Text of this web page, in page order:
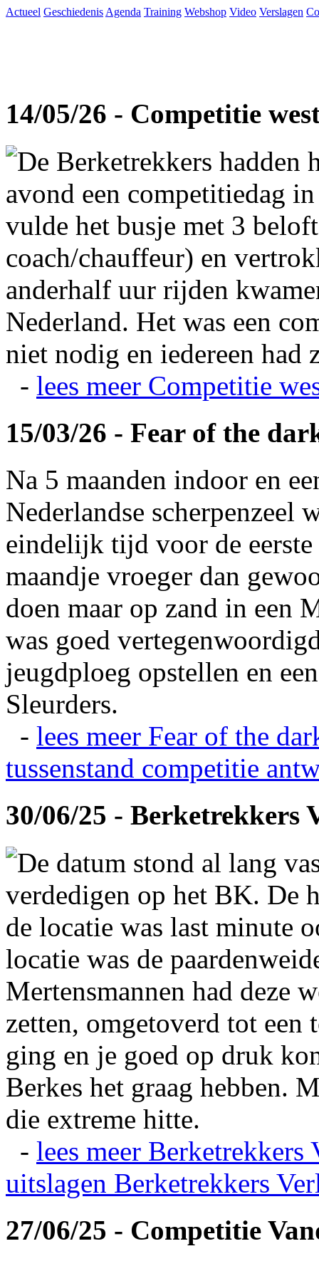
Actueel Geschiedenis Agenda Training Webshop Video Verslagen
14/05/26 - Competitie
De Berketrekkers hadden
avond een competitiedag
vulde het busje met 3
coach/chauffeur) en
anderhalf uur rijden
Nederland. Het was een
niet nodig en iedereen
- lees meer Competitie
15/03/26 - Fear of the
Na 5 maanden indoor en
Nederlandse scherpenzeel
eindelijk tijd voor de
maandje vroeger dan
doen maar op zand in een
was goed
jeugdploeg opstellen en
Sleurders.
- lees meer Fear of the
tussenstand competitie
30/06/25 - Berketrekkers
De datum stond al lang
verdedigen op het BK. De
de locatie was last minute
locatie was de
Mertensmannen had deze
zetten, omgetoverd tot
ging en je goed op druk
Berkes het graag hebben.
die extreme hitte.
- lees meer Berketrekkers
uitslagen Berketrekkers
27/06/25 - Competitie